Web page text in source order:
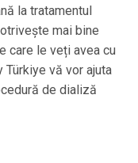
la tratamentul
mai bine
care le veți avea cu
Türkiye vă vor ajuta
de dializă